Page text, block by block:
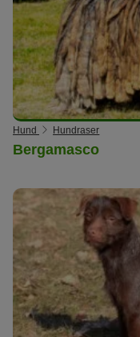
Hund Hundraser
Bergamasco